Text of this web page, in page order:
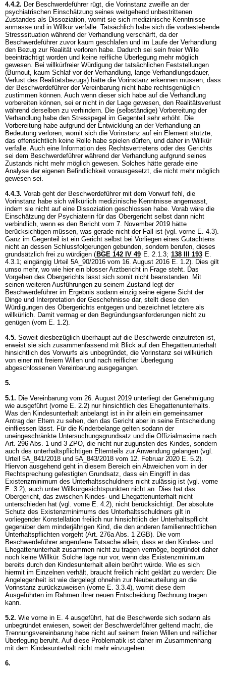
4.4.2. Der Beschwerdeführer rügt, die Vorinstanz zweifle an der
psychiatrischen Einschätzung seines weitgehend unbestrittenen
Zustandes als Dissoziation, womit sie sich medizinische Kenntnisse
anmasse und in Willkür verfalle. Tatsächlich habe sich die vorbestehende
Stresssituation während der Verhandlung verschärft, da der
Beschwerdeführer zuvor kaum geschlafen und im Laufe der Verhandlung
den Bezug zur Realität verloren habe. Dadurch sei sein freier Wille
beeinträchtigt worden und keine reifliche Überlegung mehr möglich
gewesen. Bei willkürfreier Würdigung der tatsächlichen Feststellungen
(Burnout, kaum Schlaf vor der Verhandlung, lange Verhandlungsdauer,
Verlust des Realitätsbezugs) hätte die Vorinstanz erkennen müssen, dass
der Beschwerdeführer der Vereinbarung nicht habe rechtsgenüglich
zustimmen können. Auch wenn dieser sich habe auf die Verhandlung
vorbereiten können, sei er nicht in der Lage gewesen, den Realitätsverlust
während derselben zu verhindern. Die (selbständige) Vorbereitung der
Verhandlung habe den Stresspegel im Gegenteil sehr erhöht. Die
Vorbereitung habe aufgrund der Entwicklung an der Verhandlung an
Bedeutung verloren, womit sich die Vorinstanz auf ein Element stützte,
das offensichtlich keine Rolle habe spielen dürfen, und daher in Willkür
verfalle. Auch eine Information des Rechtsvertretens oder des Gerichts
sei dem Beschwerdeführer während der Verhandlung aufgrund seines
Zustands nicht mehr möglich gewesen. Solches hätte gerade eine
Analyse der eigenen Befindlichkeit vorausgesetzt, die nicht mehr möglich
gewesen sei.
4.4.3. Vorab geht der Beschwerdeführer mit dem Vorwurf fehl, die
Vorinstanz habe sich willkürlich medizinische Kenntnisse angemasst,
indem sie nicht auf eine Dissoziation geschlossen habe. Vorab wäre die
Einschätzung der Psychiaterin für das Obergericht selbst dann nicht
verbindlich, wenn es den Bericht vom 7. November 2019 hätte
berücksichtigen müssen, was gerade nicht der Fall ist (vgl. vorne E. 4.3).
Ganz im Gegenteil ist ein Gericht selbst bei Vorliegen eines Gutachtens
nicht an dessen Schlussfolgerungen gebunden, sondern berufen, dieses
grundsätzlich frei zu würdigen ( BGE 142 IV 49 E. 2.1.3; 138 III 193 E.
4.3.1; eingängig Urteil 5A_90/2016 vom 16. August 2016 E. 1.2). Dies gilt
umso mehr, wo wie hier ein blosser Arztbericht in Frage steht. Das
Vorgehen des Obergerichts lässt sich somit nicht beanstanden. Mit
seinen weiteren Ausführungen zu seinem Zustand legt der
Beschwerdeführer im Ergebnis sodann einzig seine eigene Sicht der
Dinge und Interpretation der Geschehnisse dar, stellt diese den
Würdigungen des Obergerichts entgegen und bezeichnet letztere als
willkürlich. Damit vermag er den Begründungsanforderungen nicht zu
genügen (vorn E. 1.2).
4.5. Soweit diesbezüglich überhaupt auf die Beschwerde einzutreten ist,
erweist sie sich zusammenfassend mit Blick auf den Ehegattenunterhalt
hinsichtlich des Vorwurfs als unbegründet, die Vorinstanz sei willkürlich
von einer mit freiem Willen und nach reiflicher Überlegung
abgeschlossenen Vereinbarung ausgegangen.
5.
5.1. Die Vereinbarung vom 26. August 2019 unterliegt der Genehmigung
wie ausgeführt (vorne E. 2.2) nur hinsichtlich des Ehegattenunterhalts.
Was den Kindesunterhalt anbelangt ist in ihr allein ein gemeinsamer
Antrag der Eltern zu sehen, den das Gericht aber in seine Entscheidung
einfliessen lässt. Für die Kinderbelange gelten sodann der
uneingeschränkte Untersuchungsgrundsatz und die Offizialmaxime nach
Art. 296 Abs. 1 und 3 ZPO, die nicht nur zugunsten des Kindes, sondern
auch des unterhaltspflichtigen Elternteils zur Anwendung gelangen (vgl.
Urteil 5A_841/2018 und 5A_843/2018 vom 12. Februar 2020 E. 5.2).
Hiervon ausgehend geht in diesem Bereich ein Abweichen vom in der
Rechtsprechung gefestigten Grundsatz, dass ein Eingriff in das
Existenzminimum des Unterhaltsschuldners nicht zulässig ist (vgl. vorne
E. 3.2), auch unter Willkürgesichtspunkten nicht an. Dies hat das
Obergericht, das zwischen Kindes- und Ehegattenunterhalt nicht
unterschieden hat (vgl. vorne E. 4.2), nicht berücksichtigt. Der absolute
Schutz des Existenzminimums des Unterhaltsschuldners gilt in
vorliegender Konstellation freilich nur hinsichtlich der Unterhaltspflicht
gegenüber dem minderjährigen Kind, die den anderen familienrechtlichen
Unterhaltspflichten vorgeht (Art. 276a Abs. 1 ZGB). Die vom
Beschwerdeführer angerufene Tatsache allein, dass er den Kindes- und
Ehegattenunterhalt zusammen nicht zu tragen vermöge, begründet daher
noch keine Willkür. Solche läge nur vor, wenn das Existenzminimum
bereits durch den Kindesunterhalt allein berührt würde. Wie es sich
hiermit im Einzelnen verhält, braucht freilich nicht geklärt zu werden: Die
Angelegenheit ist wie dargelegt ohnehin zur Neubeurteilung an die
Vorinstanz zurückzuweisen (vorne E. 3.3.4), womit diese dem
Ausgeführten im Rahmen ihrer neuen Entscheidung Rechnung tragen
kann.
5.2. Wie vorne in E. 4 ausgeführt, hat die Beschwerde sich sodann als
unbegründet erwiesen, soweit der Beschwerdeführer geltend macht, die
Trennungsvereinbarung habe nicht auf seinem freien Willen und reiflicher
Überlegung beruht. Auf diese Problematik ist daher im Zusammenhang
mit dem Kindesunterhalt nicht mehr einzugehen.
6.